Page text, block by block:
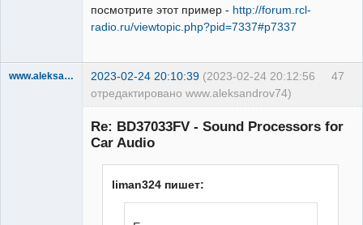
посмотрите этот пример - http://forum.rcl-
radio.ru/viewtopic.php?pid=7337#p7337
47
www.aleksandrov74 2023-02-24 20:10:39 (2023-02-24 20:12:56
отредактировано www.aleksandrov74)
Re: BD37033FV - Sound Processors for
Car Audio
liman324 пишет: